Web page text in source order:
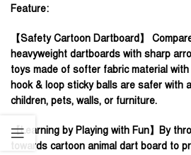
Feature:
【Safety Cartoon Dartboard】
heavyweight dartboards with sharp
toys made of softer fabric material
hook & loop sticky balls are safer with
children, pets, walls, or furniture.
【Learning by Playing with Fun】By
towards cartoon animal dart board to